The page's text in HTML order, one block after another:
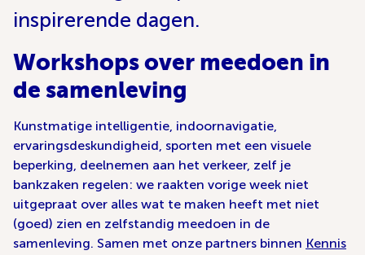
inspirerende dagen.
Workshops over meedoen in
de samenleving
Kunstmatige intelligentie, indoornavigatie,
ervaringsdeskundigheid, sporten met een visuele
beperking, deelnemen aan het verkeer, zelf je
bankzaken regelen: we raakten vorige week niet
uitgepraat over alles wat te maken heeft met niet
(goed) zien en zelfstandig meedoen in de
samenleving. Samen met onze partners binnen Kennis